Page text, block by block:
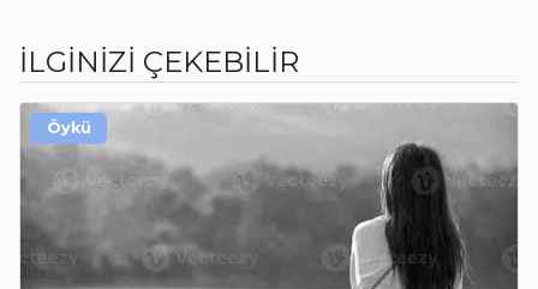
İLGİNİZİ ÇEKEBİLİR
Öykü